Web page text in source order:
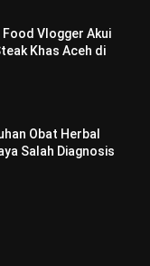
Food Vlogger Akui
Khas Aceh di
Obat Herbal
Salah Diagnosis